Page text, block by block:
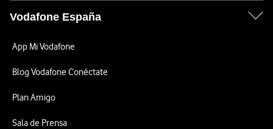
Vodafone España
App Mi Vodafone
Blog Vodafone Conéctate
Plan Amigo
Sala de Prensa